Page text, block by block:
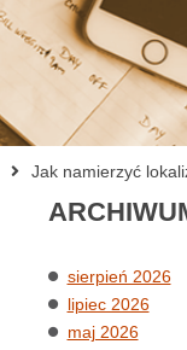
Jak namierzyć
sierpień 2026
lipiec 2026
maj 2026